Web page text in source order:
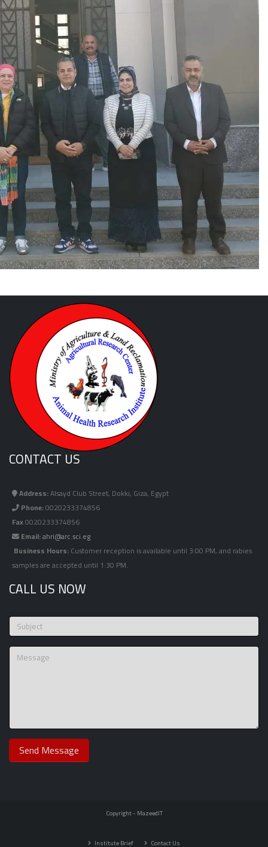
CONTACT US
Address:Alsayd Club Street, Dokki, Giza, Egypt
Phone:0020233374856
Fax0020233374856
Email:ahri@arc.sci.eg
Business Hours:Customer reception is available until 3:00 PM, and rabies
samples are accepted until 1:30 PM.
CALL US NOW
Copyright - MazeedIT
Institute Brief Contact Us